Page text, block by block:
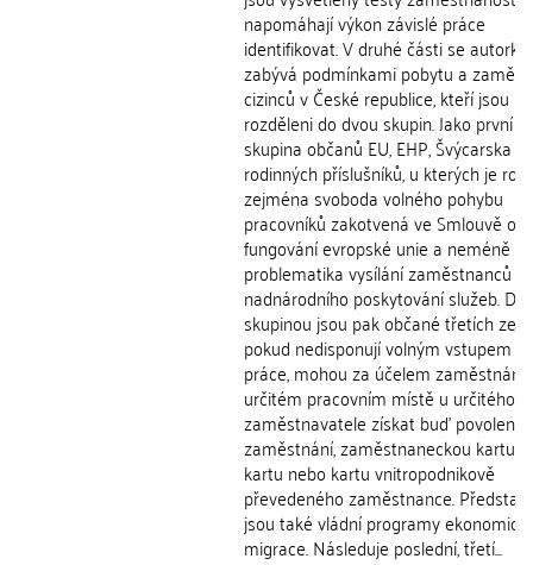
napomáhají výkon závislé práce
identifikovat. V druhé části se autorka
zabývá podmínkami pobytu a
cizinců v České republice, kteří jsou
rozděleni do dvou skupin. Jako první je
skupina občanů EU, EHP, Švýcarska
rodinných příslušníků, u kterých je
zejména svoboda volného pohybu
pracovníků zakotvená ve Smlouvě o
fungování evropské unie a neméně
problematika vysílání zaměstnanců v
nadnárodního poskytování služeb.
skupinou jsou pak občané třetích
pokud nedisponují volným vstupem
práce, mohou za účelem zaměstnání
určitém pracovním místě u určitého
zaměstnavatele získat buď povolení k
zaměstnání, zaměstnaneckou kartu,
kartu nebo kartu vnitropodnikově
převedeného zaměstnance.
jsou také vládní programy
migrace. Následuje poslední, třetí...